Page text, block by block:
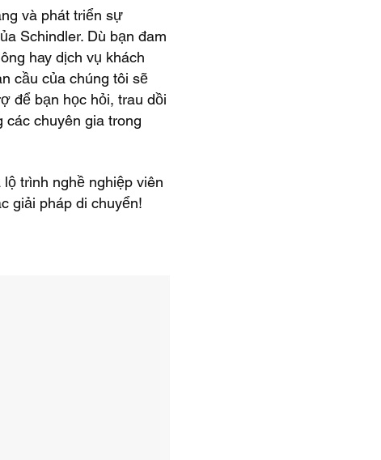
và phát triển sự
Schindler. ​Dù bạn đam
hay dịch vụ khách
cầu của chúng tôi sẽ
để bạn học hỏi, trau dồi
các chuyên gia trong
trình nghề nghiệp viên
giải pháp di chuyển!​